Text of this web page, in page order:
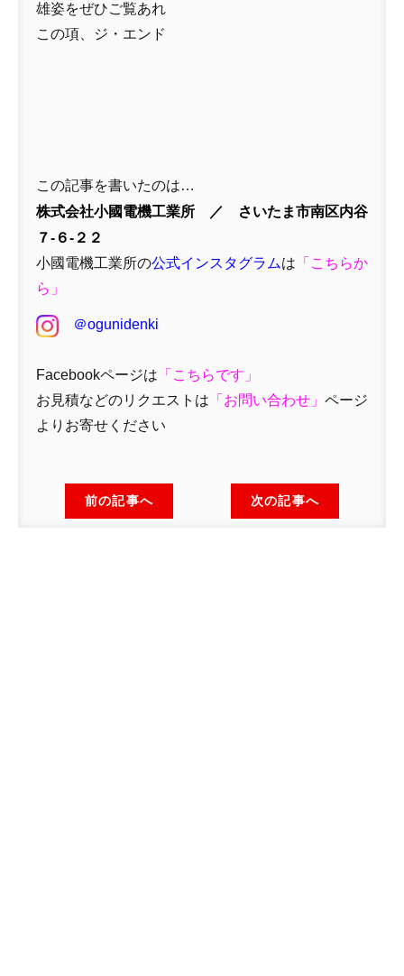
雄姿をぜひご覧あれ
この項、ジ・エンド
この記事を書いたのは…
株式会社小國電機工業所 ／ さいたま市南区内谷
７-６-２２
小國電機工業所の公式インスタグラムは 「 こちらか
ら」
＠ogunidenki
Facebookページは 「 こちらです」
お見積などのリクエストは 「 お問い合わせ 」 ページ
よりお寄せください
前の記事へ 次の記事へ